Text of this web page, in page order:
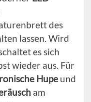
des
lassen. Wird
es sich
wieder aus. Für
Hupe und
am